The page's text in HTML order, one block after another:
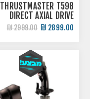
THRUSTMASTER T598
DIRECT AXIAL DRIVE
חבילת נהיגה
2899.00 ₪
2999.00 ₪